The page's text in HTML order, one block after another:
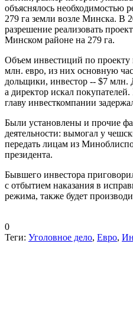
объяснялось необходимостью
279 га земли возле Минска. В
разрешение реализовать
Минском районе на 279 га.
Объем инвестиций по проекту
млн. евро, из них основную
дольщики, инвестор -- $7 млн.
а директор искал
главу инвесткомпании
Были установлены и прочие
деятельности: вымогал у
передать лицам из
президента.
Бывшего инвестора
с отбытием наказания в
режима, также будет
0
Теги: Уголовное дело, Евро,